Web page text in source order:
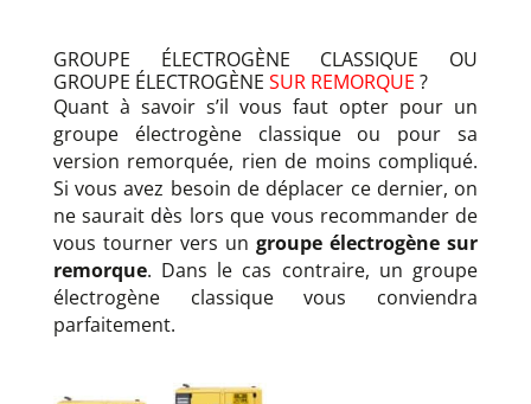
GROUPE ÉLECTROGÈNE CLASSIQUE OU
GROUPE ÉLECTROGÈNE SUR REMORQUE ?
Quant à savoir s’il vous faut opter pour un
groupe électrogène classique ou pour sa
version remorquée, rien de moins compliqué.
Si vous avez besoin de déplacer ce dernier, on
ne saurait dès lors que vous recommander de
vous tourner vers ungroupe électrogène sur
remorque. Dans le cas contraire, un groupe
électrogène classique vous conviendra
parfaitement.